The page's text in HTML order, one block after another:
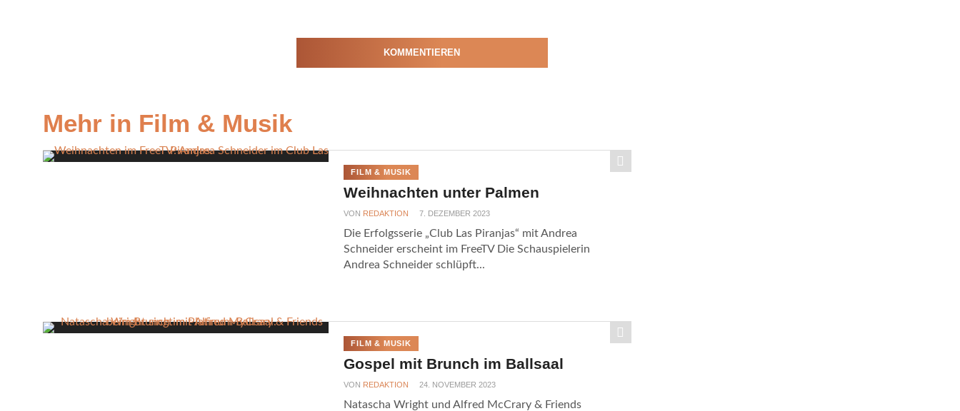
KOMMENTIEREN
Mehr in Film & Musik
FILM & MUSIK
Weihnachten unter Palmen
VON REDAKTION 7. DEZEMBER 2023
Die Erfolgsserie „Club Las Piranjas“ mit Andrea
Schneider erscheint im FreeTV Die Schauspielerin
Andrea Schneider schlüpft...
FILM & MUSIK
Gospel mit Brunch im Ballsaal
VON REDAKTION 24. NOVEMBER 2023
Natascha Wright und Alfred McCrary & Friends